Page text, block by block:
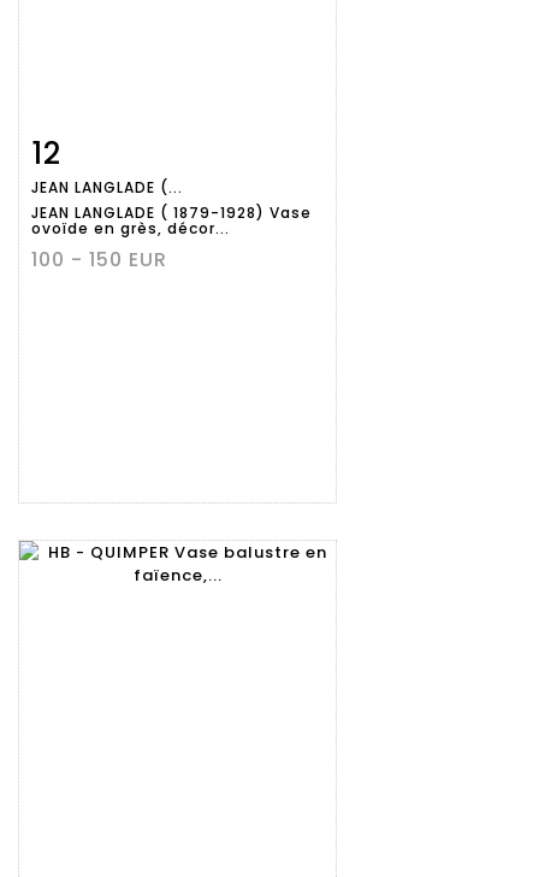
détaillée
12
JEAN LANGLADE (...
JEAN LANGLADE ( 1879-1928) Vase
ovoïde en grès, décor...
100 - 150 EUR